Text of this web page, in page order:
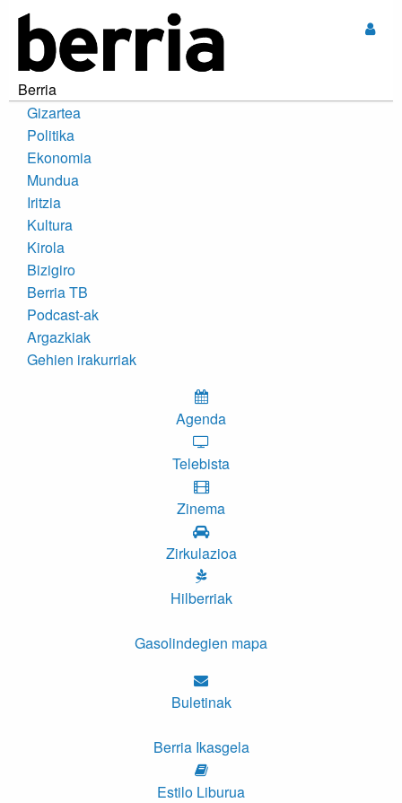
Berria
Gizartea
Politika
Ekonomia
Mundua
Iritzia
Kultura
Kirola
Bizigiro
Berria TB
Podcast-ak
Argazkiak
Gehien irakurriak
Agenda
Telebista
Zinema
Zirkulazioa
Hilberriak
Gasolindegien mapa
Buletinak
Berria Ikasgela
Estilo Liburua